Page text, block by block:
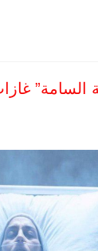
السامة”